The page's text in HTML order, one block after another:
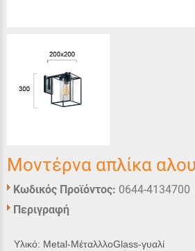
Μοντέρνα απλίκα
Κωδικός Προϊόντος: 0644-4134700
Περιγραφή
Υλικό: Metal-ΜέταλλλοGlass-γυαλί